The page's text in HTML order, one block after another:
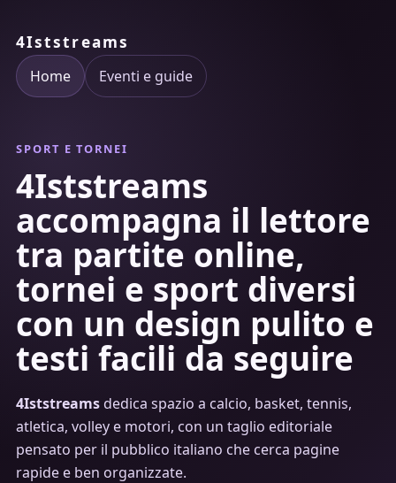
4Iststreams
Home Eventi e guide
SPORT E TORNEI
4Iststreams
accompagna il lettore
tra partite online,
tornei e sport diversi
con un design pulito e
testi facili da seguire
4Iststreamsdedica spazio a calcio, basket, tennis,
atletica, volley e motori, con un taglio editoriale
pensato per il pubblico italiano che cerca pagine
rapide e ben organizzate.